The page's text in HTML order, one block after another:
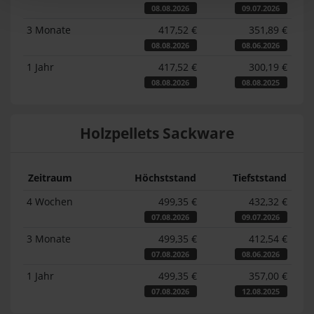
08.08.2026 09.07.2026
3 Monate 417,52 €
08.08.2026
351,89 €
08.06.2026
1 Jahr 417,52 €
08.08.2026
300,19 €
08.08.2025
Holzpellets Sackware
Zeitraum Höchststand
Tiefststand
4 Wochen
499,35 €
07.08.2026
432,32 €
09.07.2026
3 Monate 499,35 €
07.08.2026
412,54 €
08.06.2026
1 Jahr 499,35 €
07.08.2026
357,00 €
12.08.2025